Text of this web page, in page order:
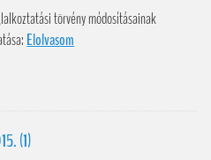
törvény módosításainak
Elolvasom
(1)